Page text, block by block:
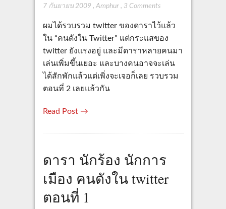
7 กันยายน 2009 , Amphur, 3 Comments
ผมได้รวบรวม twitter ของดาราไว้แล้ว
ใน “คนดังใน Twitter” แต่กระแสของ
twitter ยังแรงอยู่ และมีดาราหลายคนมา
เล่นเพิ่มขึ้นเยอะ และบางคนอาจจะเล่น
ได้สักพักแล้วแต่เพิ่งจะเจอก็เลย รวบรวม
ตอนที่ 2 เลยแล้วกัน
Read Post →
ดารา นักร้อง นักการ
เมือง คนดังใน twitter
ตอนที่ 1